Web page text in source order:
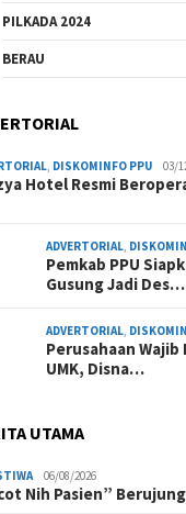
PILKADA 2024
BERAU
, DISKOMINFO PPU 03/
Hotel Resmi
ADVERTORIAL,
Pemkab PPU
Gusung Jadi Des…
ADVERTORIAL,
Perusahaan Wajib
UMK, Disna…
UTAMA
06/08/2026
Nih Pasien”